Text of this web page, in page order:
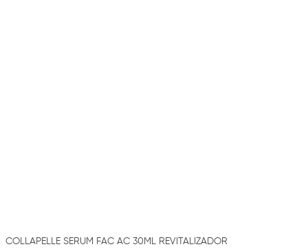
COLLAPELLE SERUM FAC AC 30ML REVITALIZADOR